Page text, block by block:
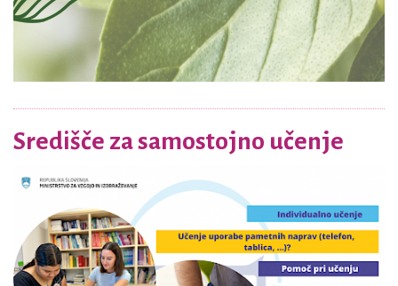
Središče za samostojno učenje